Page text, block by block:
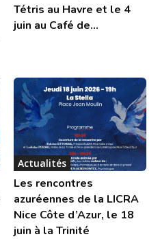
Tétris au Havre et le 4
juin au Café de...
Actualités
Les rencontres
azuréennes de la LICRA
Nice Côte d’Azur, le 18
juin à la Trinité